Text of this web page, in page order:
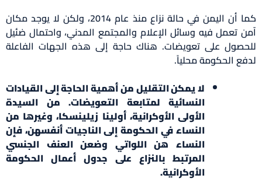
كما أن اليمن في حالة نزاع منذ عام 2014، ولكن لا يوجد مكان
آمن تعمل فيه وسائل الإعلام والمجتمع المدني، واحتمال ضئيل
للحصول على تعويضات. هناك حاجة إلى هذه الجهات الفاعلة
لدفع الحكومة محلياً.
لا يمكن التقليل من أهمية الحاجة إلى القيادات
النسائية لمتابعة التعويضات. من السيدة
الأولى الأوكرانية، أولينا زيلينسكا، وغيرها من
النساء في الحكومة إلى الناجيات أنفسهن، فإن
النساء هن اللواتي وضعن العنف الجنسي
المرتبط بالنزاع على جدول أعمال الحكومة
الأوكرانية.